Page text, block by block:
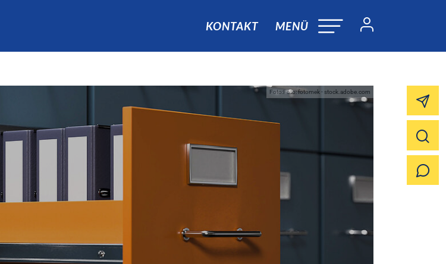
KONTAKT MENÜ
Foto:Foto: fotomek - stock.adobe.com